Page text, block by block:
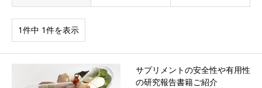
1件中 1件を表示
サプリメントの安全性や有用性
の研究報告書籍ご紹介